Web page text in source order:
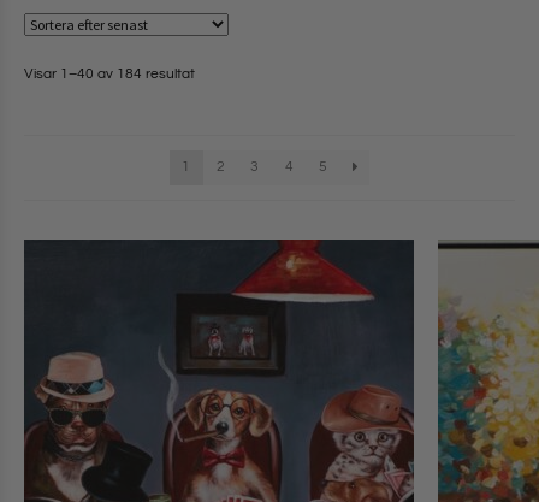
Visar 1–40 av 184 resultat
1 2 3 4 5